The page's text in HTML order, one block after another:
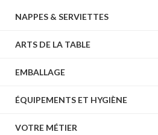
NAPPES & SERVIETTES
ARTS DE LA TABLE
EMBALLAGE
ÉQUIPEMENTS ET HYGIÈNE
VOTRE MÉTIER